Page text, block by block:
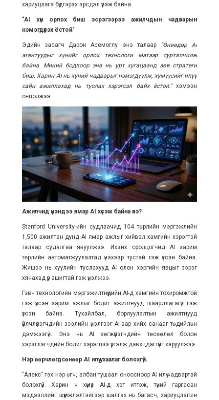
хариуцлага бүдгэрэх эрсдэл үүсэж байна.
"AI хүн орлох биш эсрэгээрээ ажилчдын чадварын
нэмэгдүүлэх ёстой"
Эдийн засагч Дарон Асемоглу энэ талаар
"Өнөөдөр AI
агентуудыг хүнийг орлох технологи мэтээр сурталчилж
байна. Миний бодлоор энэ нь урт хугацаанд зөв стратеги
биш. Харин AI нь хүний чадварыг нэмэгдүүлж, хүмүүсийг илүү
сайн ажиллахад нь туслах хэрэгсэл байх ёстой."хэмээн
онцолжээ.
Ажилчид үнэндээ ямар AI хүсэж байна вэ?
Stanford University-ийн судлаачид 104 төрлийн мэргэжлийн
1,500 ажилтан дунд AI ямар ажлыг хийвэл хамгийн хэрэгтэй
талаар судалгаа явуулжээ. Ихэнх оролцогчид AI зарим
төрлийн автоматжуулалтад үнэхээр тустай гэж үзсэн байна.
Жишээ нь хуулийн туслахууд AI олон хэргийн явцыг зэрэг
хянахад үр ашигтай гэж үнэлжээ.
Гэвч технологийн мэргэжилтнүүдийн AI-д хамгийн тохиромжтой
гэж үзсэн зарим ажлыг бодит ажилтнууд шаардлагагүй гэж
үзсэн байна. Тухайлбал, борлуулалтын ажилтнууд
үйлчлүүлэгчдийн зээлийн үнэлгээг AI-аар хийх санааг төдийлөн
дэмжээгүй. Энэ нь AI хөгжүүлэгчдийн төсөөлөл болон
хэрэглэгчдийн бодит хэрэгцээ үргэлж давхцдаггүйг харуулжээ.
Нэр өөрчлөгдсөнөөр AI илүү ухаалаг болохгүй.
"Алекс" гэх нэр өгч, албан тушаал оноосноор AI илүү чадвартай
болохгүй. Харин ч хүмүүс AI-д хэт итгэж, түүний гаргасан
мэдээллийг шүүмжлэлтэйгээр шалгах нь багасч, хариуцлагын